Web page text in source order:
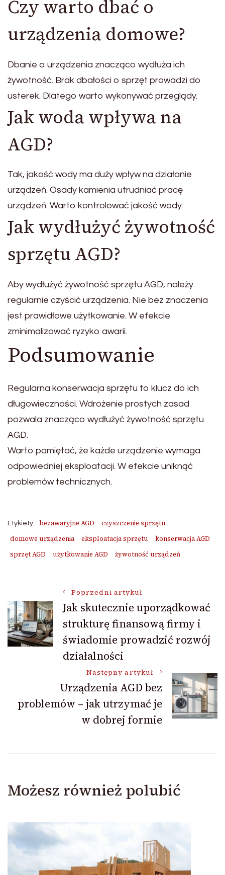
Czy warto dbać o
urządzenia domowe?
Dbanie o urządzenia znacząco wydłuża ich
żywotność. Brak dbałości o sprzęt prowadzi do
usterek. Dlatego warto wykonywać przeglądy.
Jak woda wpływa na
AGD?
Tak, jakość wody ma duży wpływ na działanie
urządzeń. Osady kamienia utrudniać pracę
urządzeń. Warto kontrolować jakość wody.
Jak wydłużyć żywotność
sprzętu AGD?
Aby wydłużyć żywotność sprzętu AGD, należy
regularnie czyścić urządzenia. Nie bez znaczenia
jest prawidłowe użytkowanie. W efekcie
zminimalizować ryzyko awarii.
Podsumowanie
Regularna konserwacja sprzętu to klucz do ich
długowieczności. Wdrożenie prostych zasad
pozwala znacząco wydłużyć żywotność sprzętu
AGD.
Warto pamiętać, że każde urządzenie wymaga
odpowiedniej eksploatacji. W efekcie uniknąć
problemów technicznych.
Etykiety: bezawaryjne AGD
czyszczenie sprzętu
domowe urządzenia
eksploatacja sprzętu
konserwacja AGD
sprzęt AGD
użytkowanie AGD żywotność urządzeń
Nawigacja
wpisu
Poprzedni artykuł
Jak skutecznie uporządkować
strukturę finansową firmy i
świadomie prowadzić rozwój
działalności
Następny artykuł
Urządzenia AGD bez
problemów – jak utrzymać je
w dobrej formie
Możesz również polubić